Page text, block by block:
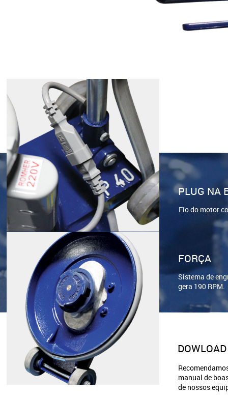
PLUG NA
Fio do motor
FORÇA
Sistema de
gera 190 RPM.
manual de
de nossos